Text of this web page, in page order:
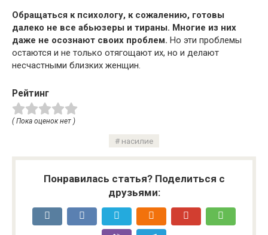
Обращаться к психологу, к сожалению, готовы
далеко не все абьюзеры и тираны. Многие из них
даже не осознают своих проблем. Но эти проблемы
остаются и не только отягощают их, но и делают
несчастными близких женщин.
Рейтинг
( Пока оценок нет )
насилие
Понравилась статья? Поделиться с
друзьями: